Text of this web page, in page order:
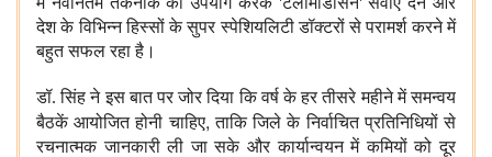
देश के विभिन्न हिस्सों के सुपर स्पेशियलिटी डॉक्टरों से परामर्श करने में
बहुत सफल रहा है।
डॉ. सिंह ने इस बात पर जोर दिया कि वर्ष के हर तीसरे महीने में समन्वय
बैठकें आयोजित होनी चाहिए,ताकि जिले के निर्वाचित प्रतिनिधियों से
रचनात्मक जानकारी ली जा सके और कार्यान्वयन में कमियों को दूर